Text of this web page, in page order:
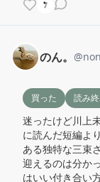
のん。 @
買った 読み
迷ったけど川上
に読んだ短編よ
ある独特な三束
迎えるのは分か
はいい付き合い